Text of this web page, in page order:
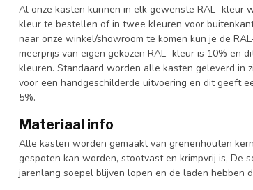
Al onze kasten kunnen in elk gewenste RAL- kleur
kleur te bestellen of in twee kleuren voor
naar onze winkel/showroom te komen kun je de
meerprijs van eigen gekozen RAL- kleur is 10%
kleuren. Standaard worden alle kasten geleverd in
voor een handgeschilderde uitvoering en dit geeft
5%.
Materiaal info
Alle kasten worden gemaakt van grenenhouten
gespoten kan worden, stootvast en krimpvrij is, De
jarenlang soepel blijven lopen en de laden hebben